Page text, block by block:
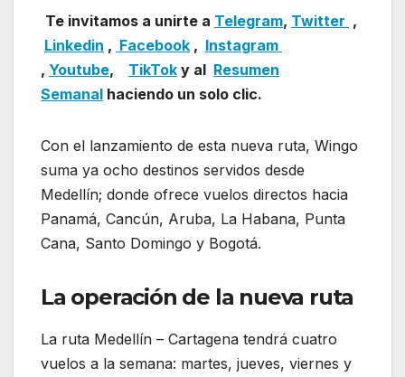
Te invitamos a unirte a Telegram, Twitter ,
Linkedin , Facebook , Instagram
, Youtube, TikTok y al Resumen
Semanal haciendo un solo clic.
Con el lanzamiento de esta nueva ruta, Wingo
suma ya ocho destinos servidos desde
Medellín; donde ofrece vuelos directos hacia
Panamá, Cancún, Aruba, La Habana, Punta
Cana, Santo Domingo y Bogotá.
La operación de la nueva ruta
La ruta Medellín – Cartagena tendrá cuatro
vuelos a la semana: martes, jueves, viernes y